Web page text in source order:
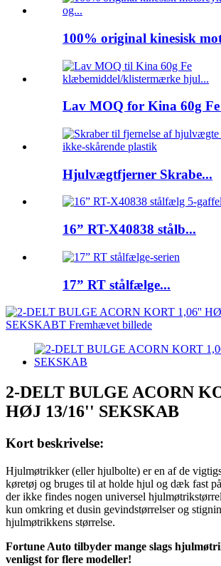
100% original kinesisk
Lav MOQ for Kina 60g
Hjulvægtfjerner Skrabe...
16” RT-X40838 stålb...
17” RT stålfælge...
2-DELT BULGE ACORN
HØJ 13/16'' SEKSKAB
Kort beskrivelse:
Hjulmøtrikker (eller hjulbolte) er en af ​​de
køretøj og bruges til at holde hjul og dæk fast
der ikke findes nogen universel
kun omkring et dusin gevindstørrelser og
hjulmøtrikkens størrelse.
Fortune Auto tilbyder mange slags
venligst for flere modeller!